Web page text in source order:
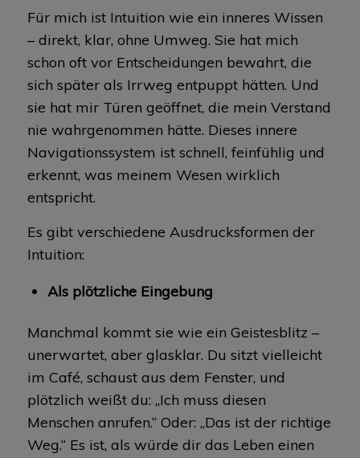
Für mich ist Intuition wie ein inneres Wissen
– direkt, klar, ohne Umweg. Sie hat mich
schon oft vor Entscheidungen bewahrt, die
sich später als Irrweg entpuppt hätten. Und
sie hat mir Türen geöffnet, die mein Verstand
nie wahrgenommen hätte. Dieses innere
Navigationssystem ist schnell, feinfühlig und
erkennt, was meinem Wesen wirklich
entspricht.
Es gibt verschiedene Ausdrucksformen der
Intuition:
Als plötzliche Eingebung
Manchmal kommt sie wie ein Geistesblitz –
unerwartet, aber glasklar. Du sitzt vielleicht
im Café, schaust aus dem Fenster, und
plötzlich weißt du: „Ich muss diesen
Menschen anrufen.“ Oder: „Das ist der richtige
Weg.“ Es ist, als würde dir das Leben einen